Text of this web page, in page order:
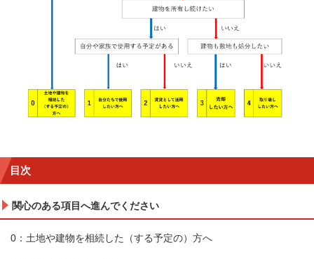
目次
関心のある項目へ進んでください
0：土地や建物を相続した（する予定の）方へ